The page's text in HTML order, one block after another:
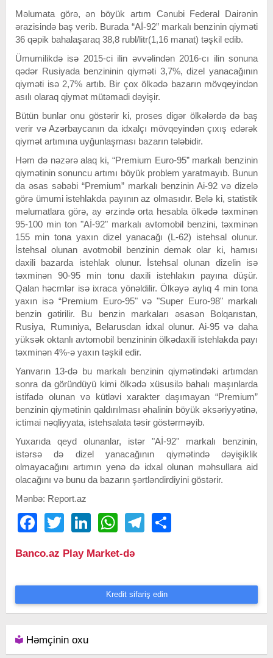
Məlumata görə, ən böyük artım Cənubi Federal Dairənin
ərazisində baş verib. Burada “Aİ-92” markalı benzinin qiyməti
36 qəpik bahalaşaraq 38,8 rubl/litr(1,16 manat) təşkil edib.
Ümumilikdə isə 2015-ci ilin əvvəlindən 2016-cı ilin sonuna
qədər Rusiyada benzininin qiyməti 3,7%, dizel yanacağının
qiyməti isə 2,7% artıb. Bir çox ölkədə bazarın mövqeyindən
asılı olaraq qiymət mütəmadi dəyişir.
Bütün bunlar onu göstərir ki, proses digər ölkələrdə də baş
verir və Azərbaycanın da idxalçı mövqeyindən çıxış edərək
qiymət artımına uyğunlaşması bazarın tələbidir.
Həm də nəzərə alaq ki, “Premium Euro-95” markalı benzinin
qiymətinin sonuncu artımı böyük problem yaratmayıb. Bunun
da əsas səbəbi “Premium” markalı benzinin Ai-92 və dizelə
görə ümumi istehlakda payının az olmasıdır. Belə ki, statistik
məlumatlara görə, ay ərzində orta hesabla ölkədə təxminən
95-100 min ton "Aİ-92" markalı avtomobil benzini, təxminən
155 min tona yaxın dizel yanacağı (L-62) istehsal olunur.
İstehsal olunan avotmobil benzinin demək olar ki, hamısı
daxili bazarda istehlak olunur. İstehsal olunan dizelin isə
təxminən 90-95 min tonu daxili istehlakın payına düşür.
Qalan həcmlər isə ixraca yönəldilir. Ölkəyə aylıq 4 min tona
yaxın isə “Premium Euro-95" və "Super Euro-98" markalı
benzin gətirilir. Bu benzin markaları əsasən Bolqarıstan,
Rusiya, Rumıniya, Belarusdan idxal olunur. Ai-95 və daha
yüksək oktanlı avtomobil benzininin ölkədaxili istehlakda payı
təxminən 4%-ə yaxın təşkil edir.
Yanvarın 13-də bu markalı benzinin qiymətindəki artımdan
sonra da göründüyü kimi ölkədə xüsusilə bahalı maşınlarda
istifadə olunan və kütləvi xarakter daşımayan “Premium”
benzinin qiymətinin qaldırılması əhalinin böyük əksəriyyətinə,
ictimai nəqliyyata, istehsalata təsir göstərməyib.
Yuxarıda qeyd olunanlar, istər "Aİ-92" markalı benzinin,
istərsə də dizel yanacağının qiymətində dəyişiklik
olmayacağını artımın yenə də idxal olunan məhsullara aid
olacağını və bunu da bazarın şərtləndirdiyini göstərir.
Mənbə: Report.az
FacebookTwitter LinkedIn WhatsAppTelegram
Banco.az Play Market-də
Kredit sifariş edin
Həmçinin oxu